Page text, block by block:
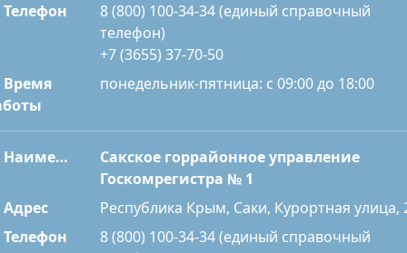
Телефон
8 (800) 100-34-34 (единый справочный
телефон)
+7 (3655) 37-70-50
Время
понедельник-пятница: с 09:00 до 18:00
Наименование
Сакское горрайонное управление
Госкомрегистра № 1
Адрес
Республика Крым, Саки, Курортная улица,
Телефон
8 (800) 100-34-34 (единый справочный